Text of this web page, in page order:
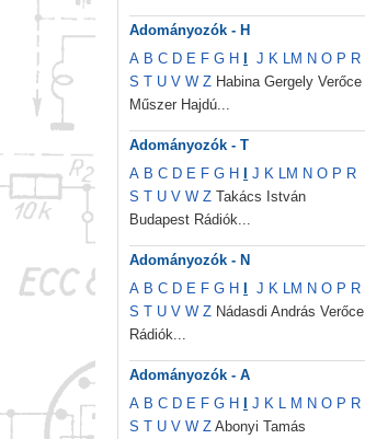
Adományozók - H
A B C D E F G H J K LM N O P R
S T U V W Z Habina Gergely Verőce
Műszer Hajdú...
Adományozók - T
A B C D E F G H J K LM N O P R
S T U V W Z Takács István
Budapest Rádiók...
Adományozók - N
A B C D E F G H J K LM N O P R
S T U V W Z Nádasdi András Verőce
Rádiók...
Adományozók - A
A B C D E F G H J K L M N O P R
S T U V W Z Abonyi Tamás